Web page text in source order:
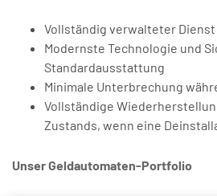
Vollständig verwalteter
Modernste Technologie und
Standardausstattung
Minimale Unterbrechung
Vollständige
Zustands, wenn eine
Unser Geldautomaten-Portfolio